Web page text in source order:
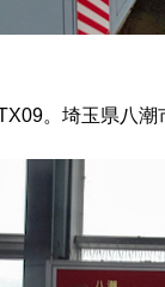
。埼玉県八潮